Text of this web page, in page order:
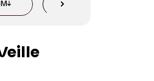
Centre de